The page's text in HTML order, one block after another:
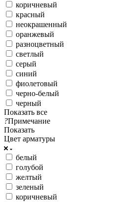
коричневый
красный
неокрашенный
оранжевый
разноцветный
светлый
серый
синий
фиолетовый
черно-белый
черный
Показать все
?Примечание
Показать
Цвет арматуры
белый
голубой
желтый
зеленый
коричневый